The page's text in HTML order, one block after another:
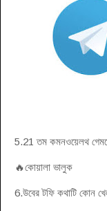
5.21 তম কমনওয়েলথ
🔥কোয়ালা ভালুক
6.উবের টফি কথাটি কোন